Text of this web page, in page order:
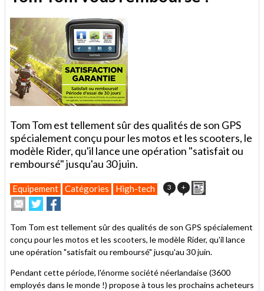
Tom Tom est tellement sûr des qualités de son GPS
spécialement conçu pour les motos et les scooters, le
modèle Rider, qu'il lance une opération "satisfait ou
remboursé" jusqu'au 30 juin.
Equipement Catégories High-tech 3 +
Envoyer
cet
à
un
ami
Partager
sur
sur
Tom Tom est tellement sûr des qualités de son GPS spécialement
conçu pour les motos et les scooters, le modèle Rider, qu'il lance
une opération "satisfait ou remboursé" jusqu'au 30 juin.
Pendant cette période, l'énorme société néerlandaise (3600
employés dans le monde !) propose à tous les prochains acheteurs